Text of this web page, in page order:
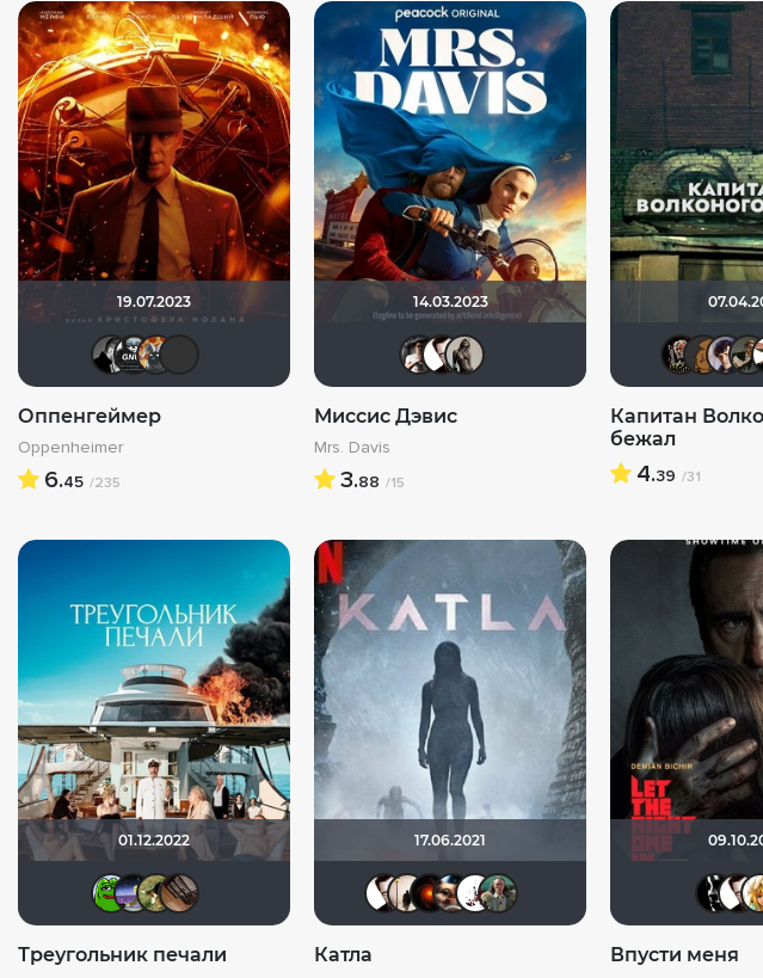
19.07.2023
Оппенгеймер
Oppenheimer
6.45 /235
14.03.2023
Helpful & Pleasant
Миссис Дэвис
Mrs. Davis
3.88 /15
Капитан
бежал
4.39 /31
01.12.2022
Доктор Верховцев
Треугольник печали
17.06.2021
Helpful & Pleasant
Случайный прохожий
maminsibiryk1984
Slartibartfast
Катла Впусти меня